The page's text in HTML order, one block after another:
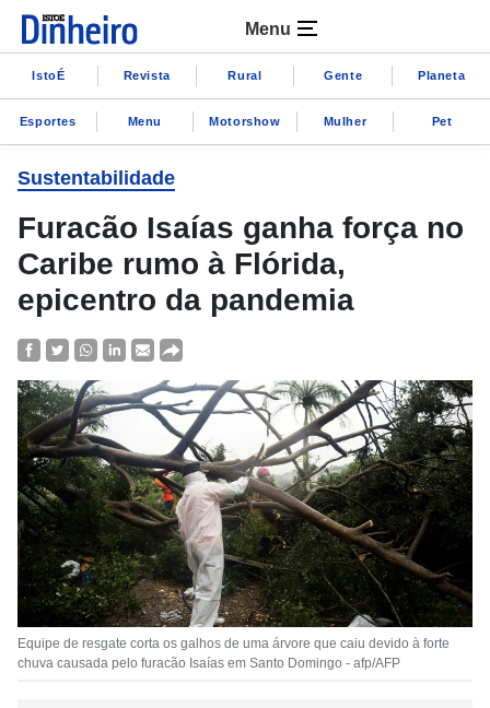
Menu
IstoÉ Revista Rural Gente Planeta
Esportes Menu Motorshow Mulher Pet
Sustentabilidade
Furacão Isaías ganha força no
Caribe rumo à Flórida,
epicentro da pandemia
Equipe de resgate corta os galhos de uma árvore que caiu devido à forte
chuva causada pelo furacão Isaías em Santo Domingo - afp/AFP